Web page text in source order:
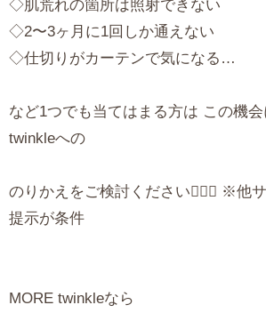
◇肌荒れの箇所は照射できない
◇2〜3ヶ月に1回しか通えない
◇仕切りがカーテンで気になる…
など1つでも当てはまる方は この機
twinkleへの
のりかえをご検討ください🙆🏻‍♀️ ※他
提示が条件
MORE twinkleなら